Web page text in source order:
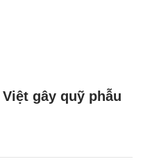
gây quỹ phẫu